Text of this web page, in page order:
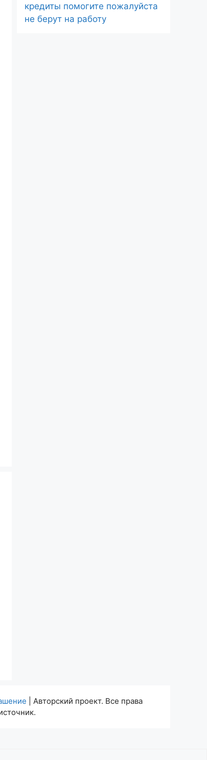
кредиты помогите пожалуйста
не берут на работу
| Авторский проект. Все права